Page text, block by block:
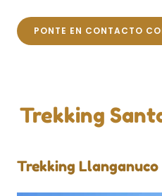
PONTE EN CONTACTO
Trekking
Trekking